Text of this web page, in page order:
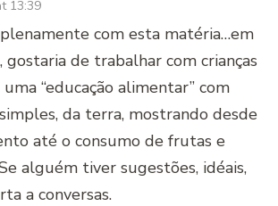
13:39
com esta matéria…em
gostaria de trabalhar com crianças
“educação alimentar” com
da terra, mostrando desde
até o consumo de frutas e
alguém tiver sugestões, idéais,
a conversas.